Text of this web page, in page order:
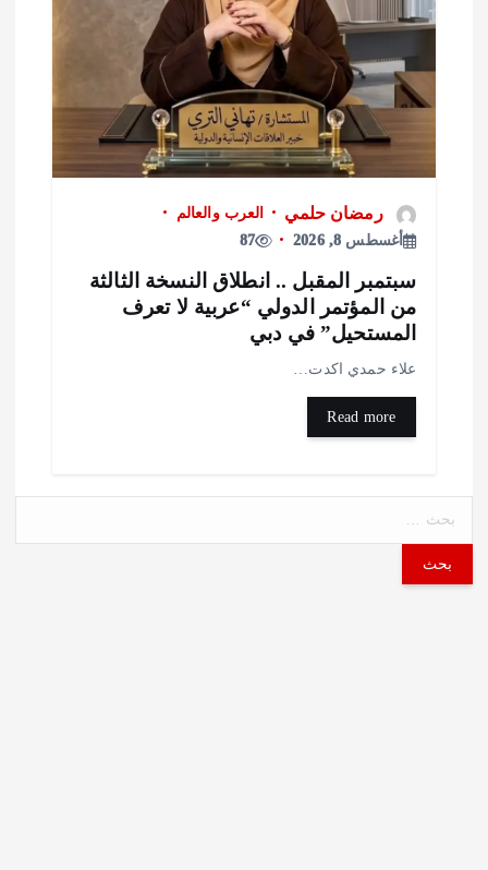
رمضان حلمي
العرب والعالم
أغسطس 8, 2026
87
المقبل .. انطلاق النسخة الثالثة
المؤتمر الدولي “عربية لا تعرف
في دبي
حمدي اكدت…